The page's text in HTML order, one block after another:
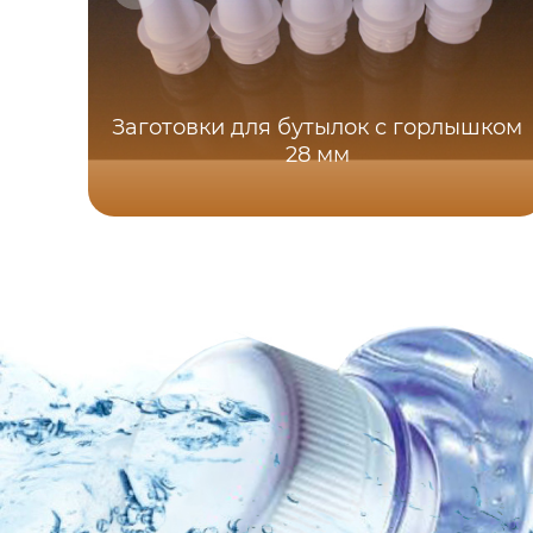
Заготовки для бутылок с горлышком
28 мм